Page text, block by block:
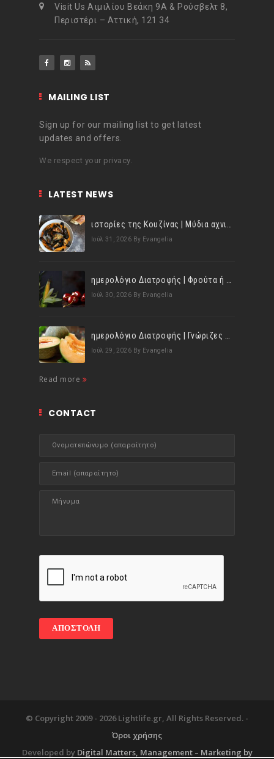
Visit Us Αιμιλίου Βεάκη 9Α & Ρούσβελτ 8,
Περιστέρι – Αττική, 121 34
MAILING LIST
Sign up for our mailing list to get latest
updates and offers.
We respect your privacy.
LATEST NEWS
Ιούλ 31, 2026 By Evangelia
Ιούλ 30, 2026 By Evangelia
Ιούλ 29, 2026 By Evangelia
Read more
CONTACT
© Copyright 2009 - 2026 Lightlife.gr, All Rights Reserved. -
Όροι χρήσης
Developed by Digital Matters, Management – Marketing by